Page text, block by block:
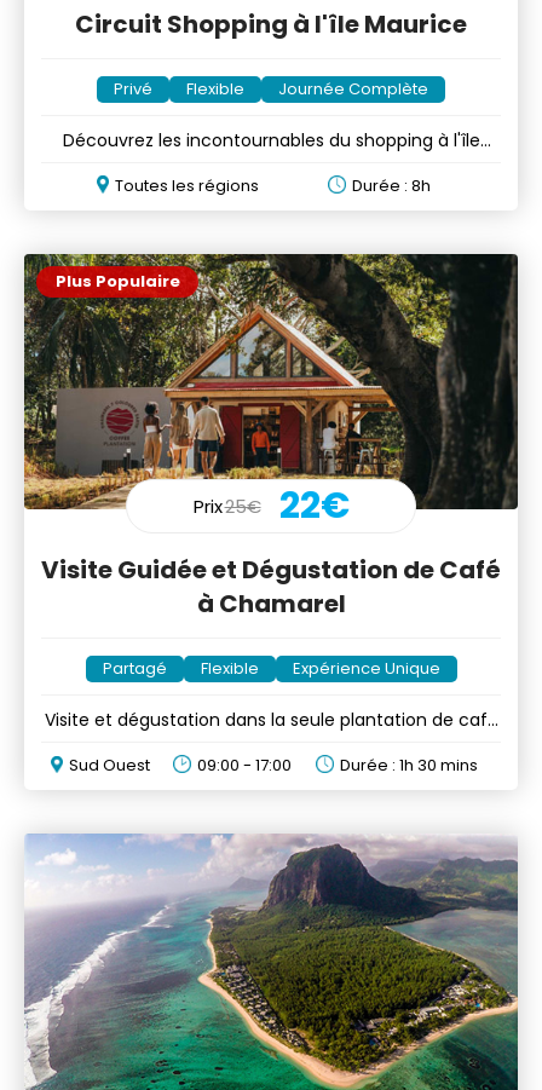
Circuit Shopping à l'île Maurice
Privé Flexible Journée Complète
Découvrez les incontournables du shopping à l'île
Toutes les régions Durée : 8h
Plus Populaire
Prix25€ 22€
Visite Guidée et Dégustation de Café
à Chamarel
Partagé Flexible Expérience Unique
Visite et dégustation dans la seule plantation de café
Sud Ouest 09:00 - 17:00 Durée : 1h 30 mins